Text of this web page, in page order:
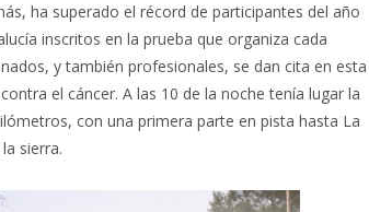
ha superado el récord de participantes del año
inscritos en la prueba que organiza cada
y también profesionales, se dan cita en esta
el cáncer. A las 10 de la noche tenía lugar la
con una primera parte en pista hasta La
sierra.